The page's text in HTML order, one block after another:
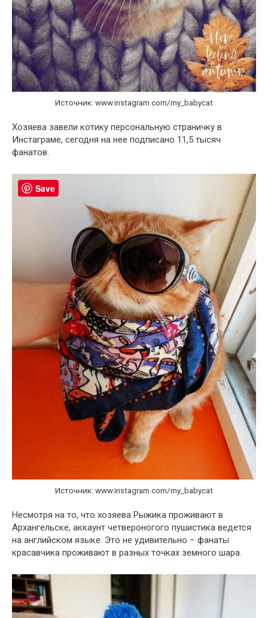
Источник: www.instagram.com/my_babycat
Хозяева завели котику персональную страничку в
Инстаграме, сегодня на нее подписано 11,5 тысяч
фанатов.
Источник: www.instagram.com/my_babycat
Несмотря на то, что хозяева Рыжика проживают в
Архангельске, аккаунт четвероногого пушистика ведется
на английском языке. Это не удивительно – фанаты
красавчика проживают в разных точках земного шара.
Save